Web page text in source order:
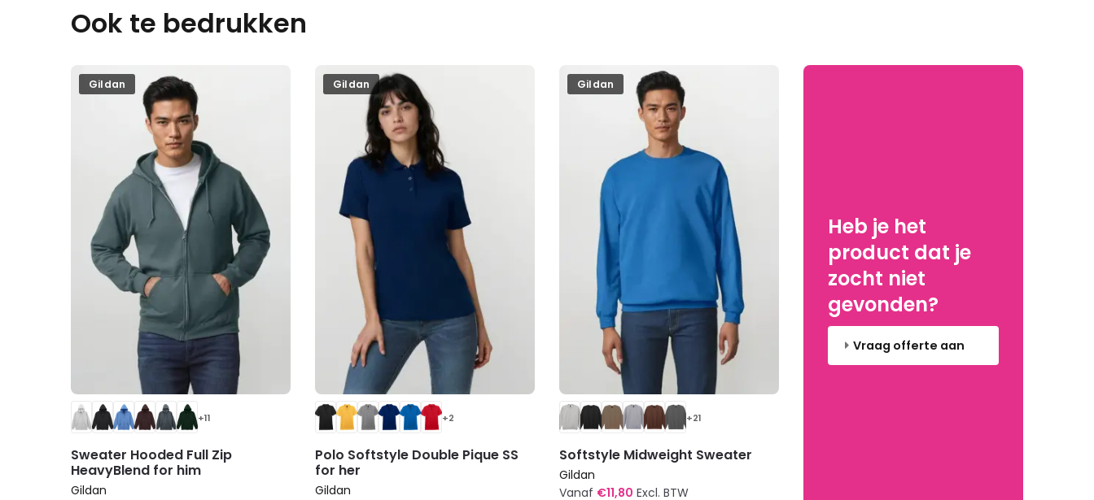
Ook te bedrukken
Gildan
+11
Sweater Hooded Full Zip
HeavyBlend for him
Gildan
Gildan
+2
Polo Softstyle Double Pique SS
for her
Gildan
Gildan
+21
Softstyle Midweight Sweater
Gildan
Vanaf €11,80 Excl. BTW
Heb je het
product dat je
zocht niet
gevonden?
Vraag offerte aan